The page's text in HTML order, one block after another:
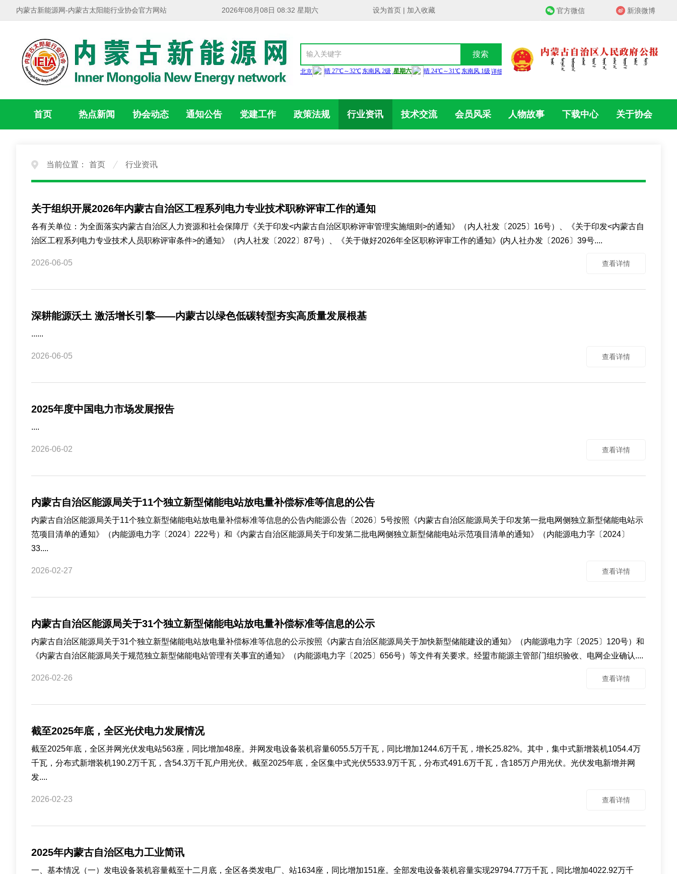
内蒙古新能源网-内蒙古太阳能行业协会官方网站 2026年08月08日 08:32 星期六 设为首页 | 加入收藏 官方微信 新浪微博
搜索
首页 热点新闻 协会动态 通知公告 党建工作 政策法规 行业资讯 技术交流 会员风采 人物故事 下载中心 关于协会
当前位置： 首页 行业资讯
关于组织开展2026年内蒙古自治区工程系列电力专业技术职称评审工作的通知
各有关单位：为全面落实内蒙古自治区人力资源和社会保障厅《关于印发<内蒙古自治区职称评审管理实施细则>的通知》（内人社发〔2025〕16号）、《关于印发<内蒙古自
治区工程系列电力专业技术人员职称评审条件>的通知》（内人社发〔2022〕87号）、《关于做好2026年全区职称评审工作的通知》(内人社办发〔2026〕39号....
2026-06-05 查看详情
深耕能源沃土 激活增长引擎——内蒙古以绿色低碳转型夯实高质量发展根基
......
2026-06-05 查看详情
2025年度中国电力市场发展报告
....
2026-06-02 查看详情
内蒙古自治区能源局关于11个独立新型储能电站放电量补偿标准等信息的公告
内蒙古自治区能源局关于11个独立新型储能电站放电量补偿标准等信息的公告内能源公告〔2026〕5号按照《内蒙古自治区能源局关于印发第一批电网侧独立新型储能电站示
范项目清单的通知》（内能源电力字〔2024〕222号）和《内蒙古自治区能源局关于印发第二批电网侧独立新型储能电站示范项目清单的通知》（内能源电力字〔2024〕
33....
2026-02-27 查看详情
内蒙古自治区能源局关于31个独立新型储能电站放电量补偿标准等信息的公示
内蒙古自治区能源局关于31个独立新型储能电站放电量补偿标准等信息的公示按照《内蒙古自治区能源局关于加快新型储能建设的通知》（内能源电力字〔2025〕120号）和
《内蒙古自治区能源局关于规范独立新型储能电站管理有关事宜的通知》（内能源电力字〔2025〕656号）等文件有关要求。经盟市能源主管部门组织验收、电网企业确认....
2026-02-26 查看详情
截至2025年底，全区光伏电力发展情况
截至2025年底，全区并网光伏发电站563座，同比增加48座。并网发电设备装机容量6055.5万千瓦，同比增加1244.6万千瓦，增长25.82%。其中，集中式新增装机1054.4万
千瓦，分布式新增装机190.2万千瓦，含54.3万千瓦户用光伏。截至2025年底，全区集中式光伏5533.9万千瓦，分布式491.6万千瓦，含185万户用光伏。光伏发电新增并网
发....
2026-02-23 查看详情
2025年内蒙古自治区电力工业简讯
一、基本情况（一）发电设备装机容量截至十二月底，全区各类发电厂、站1634座，同比增加151座。全部发电设备装机容量实现29794.77万千瓦，同比增加4022.92万千